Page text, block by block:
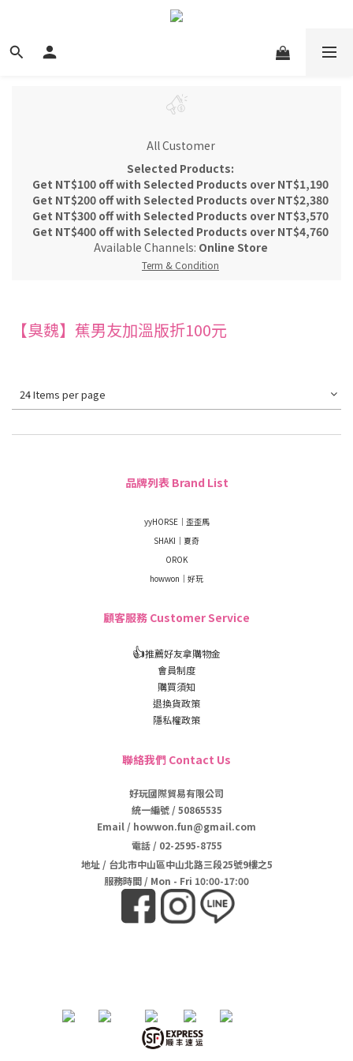
All Customer
Selected Products:
Get NT$100 off with Selected Products over NT$1,190
Get NT$200 off with Selected Products over NT$2,380
Get NT$300 off with Selected Products over NT$3,570
Get NT$400 off with Selected Products over NT$4,760
Available Channels: Online Store
Term & Condition
【臭魏】蕉男友加溫版折100元
24 Items per page
品牌列表 Brand List
yyHORSE｜歪歪馬
SHAKI｜夏奇
OROK
howwon｜好玩
顧客服務 Customer Service
👍推薦好友拿購物金
會員制度
購買須知
退換貨政策
隱私權政策
聯絡我們 Contact Us
好玩國際貿易有限公司
統一編號 / 50865535
Email / howwon.fun@gmail.com
電話/ 02-2595-8755
地址/ 台北市中山區中山北路三段25號9樓之5
服務時間 / Mon - Fri 10:00-17:00